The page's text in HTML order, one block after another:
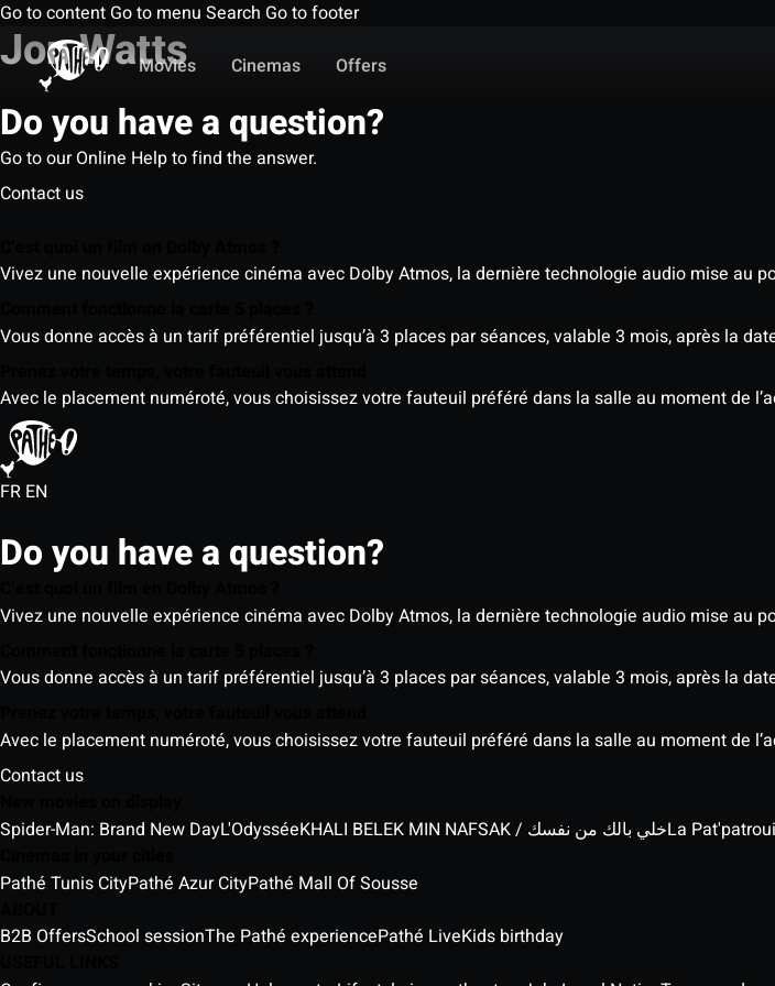
Go to content Go to menu Search Go to footer
Movies
Cinemas Offers
Jon Watts
Do you have a question?
Go to our Online Help to find the answer.
Contact us
Vivez une nouvelle expérience cinéma avec Dolby Atmos, la dernière technologie audio mise au
Vous donne accès à un tarif préférentiel jusqu’à 3 places par séances, valable 3 mois, après la
Avec le placement numéroté, vous choisissez votre fauteuil préféré dans la salle au moment de
FR EN
Do you have a question?
Vivez une nouvelle expérience cinéma avec Dolby Atmos, la dernière technologie audio mise au
Vous donne accès à un tarif préférentiel jusqu’à 3 places par séances, valable 3 mois, après la
Avec le placement numéroté, vous choisissez votre fauteuil préféré dans la salle au moment de
Contact us
Spider-Man: Brand New DayL'Odyssée KHALI BELEK MIN NAFSAK / خلي بالك من نفسكLa
Pathé Tunis CityPathé Azur CityPathé Mall Of Sousse
B2B OffersSchool sessionThe Pathé experiencePathé LiveKids birthday